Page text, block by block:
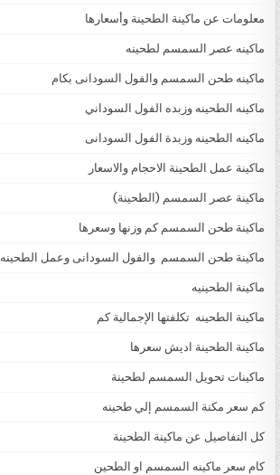
معلومات عن ماكينة الطحينة وأسعارها
ماكينه عصر السمسم لطحينه
ماكينه طحن السمسم والفول السودانى بكام
ماكينه الطحينه وزبده الفول السوداني
ماكينه الطحينه وزبدة الفول السودانى
ماكينة عمل الطحينة الاحجام والاسعار
ماكينة عصر السمسم (الطحينة)
ماكينة طحن السمسم كم وزنها وسعرها
ماكينة طحن السمسم والفول السودانى وعمل الطحينه
ماكينة الطحينيه
ماكينة الطحينه تكلفتها الإجمالية كم
ماكينة الطحينة اديش سعرها
ماكينات تحويل السمسم لطحينة
كم سعر مكنة السمسم إلي طحينه
كل التفاصيل عن ماكينة الطحينة
كام سعر ماكينه السمسم او الطحين